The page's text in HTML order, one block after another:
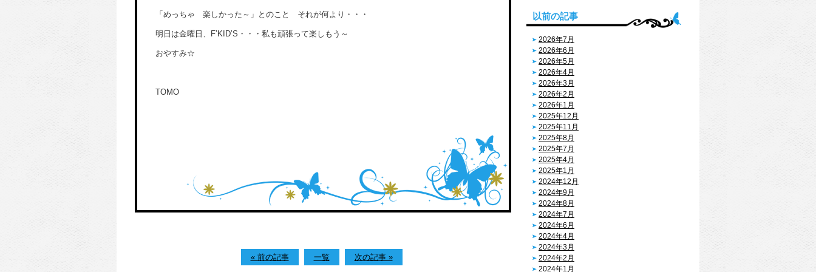
「めっちゃ 楽しかった～」とのこと それが何より・・・
明日は金曜日、F’KID’S・・・私も頑張って楽しもう～
おやすみ☆
TOMO
« 前の記事 一覧 次の記事 »
以前の記事
2026年7月
2026年6月
2026年5月
2026年4月
2026年3月
2026年2月
2026年1月
2025年12月
2025年11月
2025年8月
2025年7月
2025年4月
2025年1月
2024年12月
2024年9月
2024年8月
2024年7月
2024年6月
2024年4月
2024年3月
2024年2月
2024年1月